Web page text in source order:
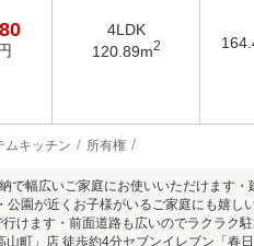
4LDK
120.89m2
ムキッチン 所有権
で幅広いご家庭にお使いいただけます
園が近くお子様がいるご家庭にも嬉し
けます・前面道路も広いのでラクラク
町」店 徒歩約4分セブンイレブン「春